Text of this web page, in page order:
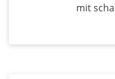
mit